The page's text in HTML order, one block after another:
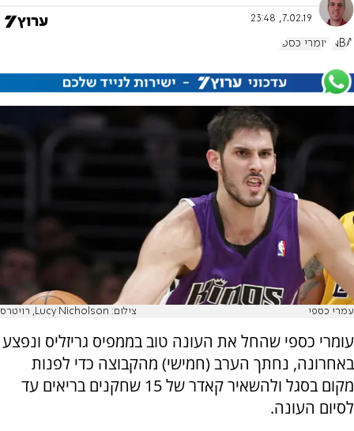
7.02.19, 23:48
NBA עומרי כספי
עמרי כספי צילום: Lucy Nicholson, רויטרס
עומרי כספי שהחל את העונה טוב בממפיס גריזליס ונפצע
באחרונה, נחתך הערב (חמישי) מהקבוצה כדי לפנות
מקום בסגל ולהשאיר קאדר של 15 שחקנים בריאים עד
לסיום העונה.